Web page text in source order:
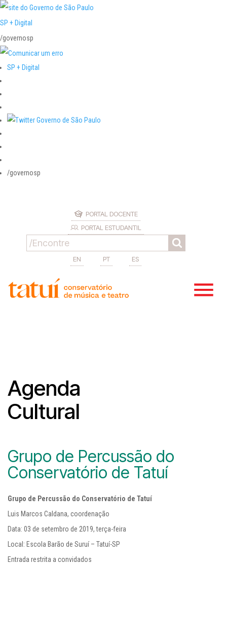
SP + Digital
/governosp
SP + Digital
/governosp
PORTAL DOCENTE
PORTAL ESTUDANTIL
EN PT ES
Agenda
Cultural
Grupo de Percussão do
Conservatório de Tatuí
Grupo de Percussão do Conservatório de Tatuí
Luis Marcos Caldana, coordenação
Data: 03 de setembro de 2019, terça-feira
Local: Escola Barão de Suruí – Tatuí-SP
Entrada restrita a convidados